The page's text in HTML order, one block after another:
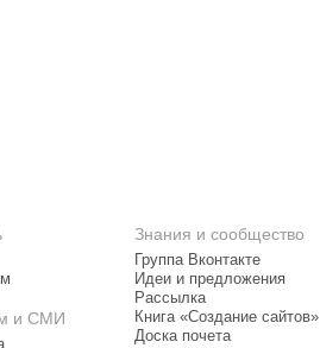
и СМИ
Знания и сообщество
Группа Вконтакте
Идеи и предложения
Рассылка
Книга «Создание сайтов»
Доска почета